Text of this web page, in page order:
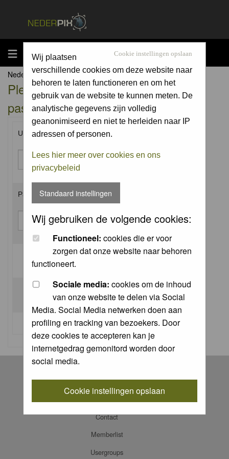
MENU Cookie instellingen opslaan
Wij plaatsen
verschillende cookies om deze website naar
behoren te laten functioneren en om het
gebruik van de website te kunnen meten. De
analytische gegevens zijn volledig
geanonimiseerd en niet te herleiden naar IP
adressen of personen.
Lees hier meer over cookies en ons
privacybeleid
Standaard instellingen
Wij gebruiken de volgende cookies:
Functioneel: cookies die er voor
zorgen dat onze website naar behoren
functioneert.
Sociale media: cookies om de inhoud
van onze website te delen via Social
Media. Social Media netwerken doen aan
profiling en tracking van bezoekers. Door
deze cookies te accepteren kan je
internetgedrag gemonitord worden door
social media.
Cookie instellingen opslaan
Nederpix.nl Forum Index
Please enter your username and
password to log in.
Username:
Password:
Log me on automatically each visit:
I forgot my password
Log in
Contact
Memberlist
Usergroups